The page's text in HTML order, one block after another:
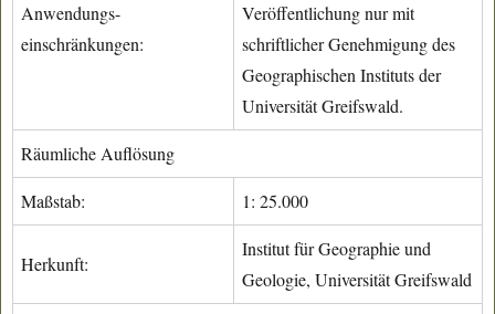
Anwendungs-
einschränkungen:
Veröffentlichung nur mit
schriftlicher Genehmigung des
Geographischen Instituts der
Universität Greifswald.
Räumliche Auflösung
Maßstab: 1: 25.000
Herkunft:
Institut für Geographie und
Geologie, Universität Greifswald